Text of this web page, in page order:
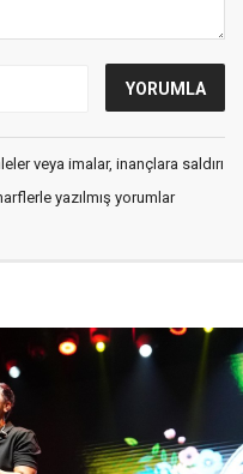
veya imalar, inançlara saldırı
yazılmış yorumlar